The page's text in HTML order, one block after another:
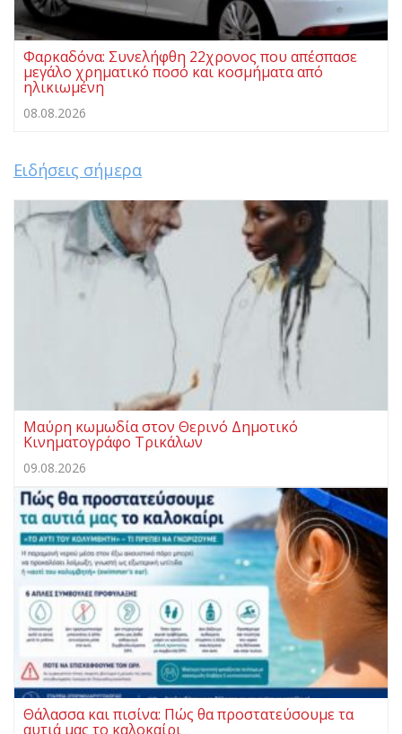
Φαρκαδόνα: Συνελήφθη 22χρονος που απέσπασε
μεγάλο χρηματικό ποσό και κοσμήματα από
ηλικιωμένη
08.08.2026
Ειδήσεις σήμερα
Μαύρη κωμωδία στον Θερινό Δημοτικό
Κινηματογράφο Τρικάλων
09.08.2026
Θάλασσα και πισίνα: Πώς θα προστατεύσουμε τα
αυτιά μας το καλοκαίρι